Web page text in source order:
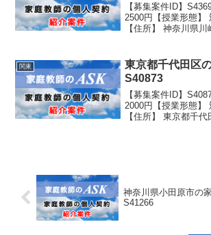
【募集案件ID】
2500円【授業形態】
【住所】 神奈川県
名：公立 学年：中学
関東
東京都千代田区
S40873
【募集案件ID】
2000円【授業形態】
【住所】 東京都千代
神奈川県小田原市の
S41266